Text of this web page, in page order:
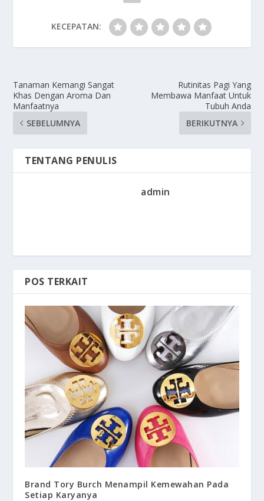
KECEPATAN:
Tanaman Kemangi Sangat
Khas Dengan Aroma Dan
Manfaatnya
SEBELUMNYA
Rutinitas Pagi Yang
Membawa Manfaat Untuk
Tubuh Anda
BERIKUTNYA
TENTANG PENULIS
admin
POS TERKAIT
Brand Tory Burch Menampil Kemewahan Pada
Setiap Karyanya